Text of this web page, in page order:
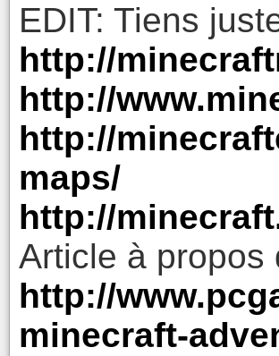
EDIT: Tiens
http://
http://
http://
maps/
http://
Article à propos
http://
minecraft-